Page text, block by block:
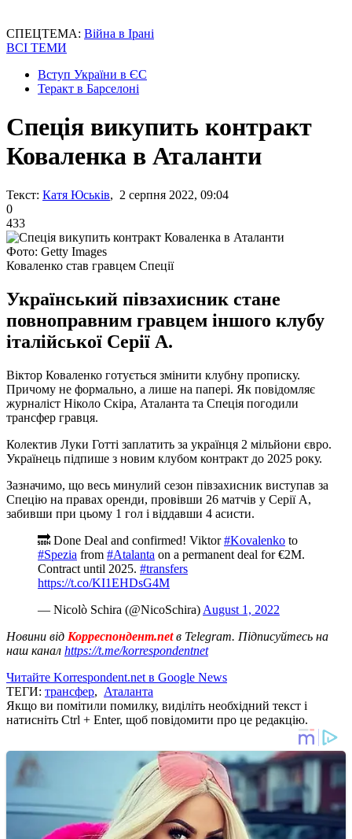
СПЕЦТЕМА: Війна в Ірані
ВСІ ТЕМИ
Вступ України в ЄС
Теракт в Барселоні
Спеція викупить контракт
Коваленка в Аталанти
Текст: Катя Юськів, 2 серпня 2022, 09:04
0
433
Фото: Getty Images
Коваленко став гравцем Спеції
Український півзахисник стане
повноправним гравцем іншого клубу
італійської Серії А.
Віктор Коваленко готується змінити клубну прописку.
Причому не формально, а лише на папері. Як повідомляє
журналіст Ніколо Скіра, Аталанта та Спеція погодили
трансфер гравця.
Колектив Луки Готті заплатить за українця 2 мільйони євро.
Українець підпише з новим клубом контракт до 2025 року.
Зазначимо, що весь минулий сезон півзахисник виступав за
Спецію на правах оренди, провівши 26 матчів у Серії А,
забивши при цьому 1 гол і віддавши 4 асисти.
🔜 Done Deal and confirmed! Viktor#Kovalenko to
#Spezia from #Atalanta on a permanent deal for €2M.
Contract until 2025. #transfers
https://t.co/KI1EHDsG4M
— Nicolò Schira (@NicoSchira) August 1, 2022
Новини від Корреспондент.netв Telegram. Підписуйтесь на
наш канал https://t.me/korrespondentnet
Читайте Korrespondent.net в Google News
ТЕГИ: трансфер, Аталанта
Якщо ви помітили помилку, виділіть необхідний текст і
натисніть Ctrl + Enter, щоб повідомити про це редакцію.